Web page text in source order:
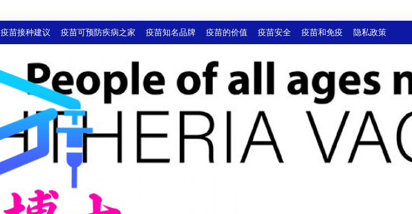
疫苗接种建议 疫苗可预防疾病之家 疫苗知名品牌 疫苗的价值 疫苗安全 疫苗和免疫 隐私政策